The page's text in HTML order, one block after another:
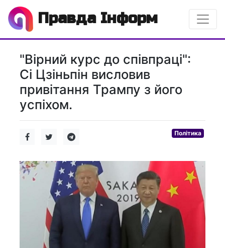
Правда Інформ
"Вірний курс до співпраці":
Сі Цзіньпін висловив
привітання Трампу з його
успіхом.
Політика